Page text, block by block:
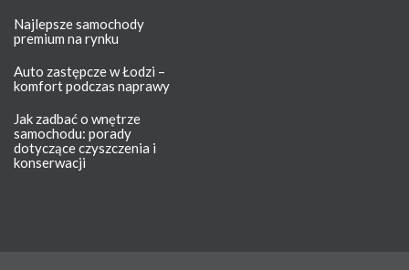
Najlepsze samochody
premium na rynku
Auto zastępcze w Łodzi –
komfort podczas naprawy
Jak zadbać o wnętrze
samochodu: porady
dotyczące czyszczenia i
konserwacji